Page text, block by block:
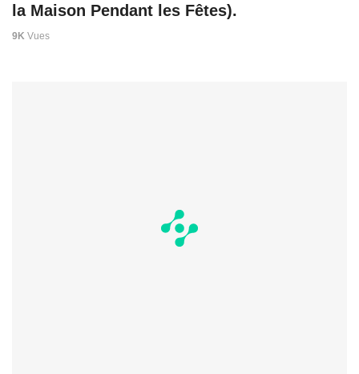
la Maison Pendant les Fêtes).
9K Vues